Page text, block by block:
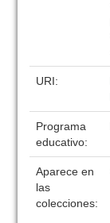
URI:
Programa
educativo:
Aparece en
las
colecciones: